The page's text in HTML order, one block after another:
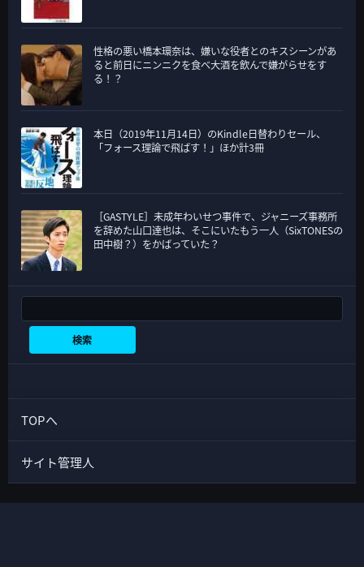
性格の悪い橋本環奈は、嫌いな役者とのキスシーンがあ
ると前日にニンニクを食べ大酒を飲んで嫌がらせをす
る！？
本日（2019年11月14日）のKindle日替わりセール、
「フォース理論で飛ばす！」ほか計3冊
［GASTYLE］未成年わいせつ事件で、ジャニーズ事務所
を辞めた山口達也は、そこにいたもう一人（SixTONESの
田中樹？）をかばっていた？
検索
TOPへ
サイト管理人